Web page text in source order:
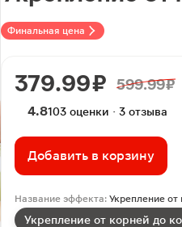
Финальная цена
379.99 ₽ 599.99 ₽
4.8103 оценки · 3 отзыва
Добавить в корзину
Название эффекта: Укрепление от
Укрепление от корней до